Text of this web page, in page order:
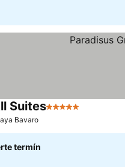
Suites5 Počet hvězdiček
Bavaro
termín